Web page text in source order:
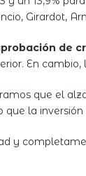
Girardot,
de
En
que el
la
y